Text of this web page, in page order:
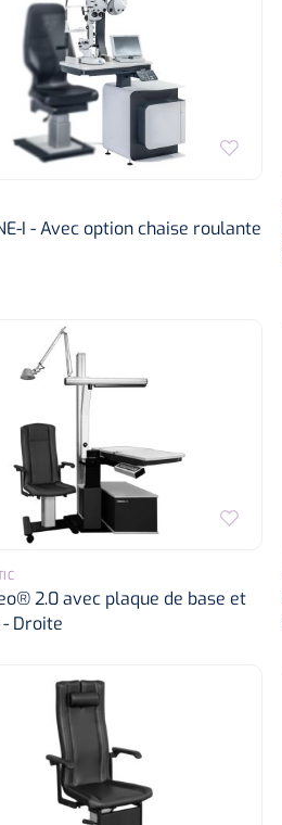
I - Avec option chaise roulante
2.0 avec plaque de base et
Droite